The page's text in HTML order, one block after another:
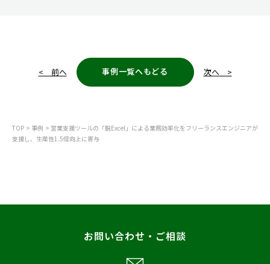
< 前へ 事例一覧へもどる 次へ >
TOP 事例
営業支援ツールの「脱Excel」による業務効率化をフリーランスエンジニアが
支援し、生産性1.5倍向上に寄与
お問い合わせ・ご相談